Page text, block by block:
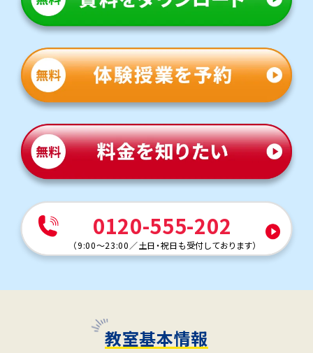
0120-555-202
（9:00～23:00 ／土日・祝日も受付しております）
教室基本情報